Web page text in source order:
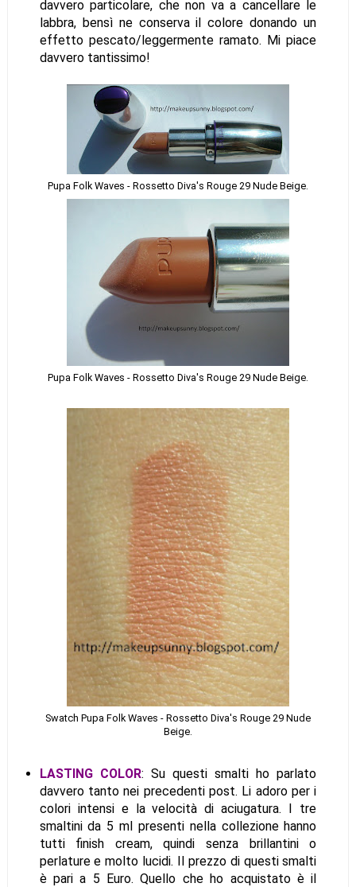
davvero particolare, che non va a cancellare le
labbra, bensì ne conserva il colore donando un
effetto pescato/leggermente ramato. Mi piace
davvero tantissimo!
Pupa Folk Waves - Rossetto Diva's Rouge 29 Nude Beige.
Pupa Folk Waves - Rossetto Diva's Rouge 29 Nude Beige.
Swatch Pupa Folk Waves - Rossetto Diva's Rouge 29 Nude
Beige.
LASTING COLOR: Su questi smalti ho parlato
davvero tanto nei precedenti post. Li adoro per i
colori intensi e la velocità di aciugatura. I tre
smaltini da 5 ml presenti nella collezione hanno
tutti finish cream, quindi senza brillantini o
perlature e molto lucidi. Il prezzo di questi smalti
è pari a 5 Euro. Quello che ho acquistato è il